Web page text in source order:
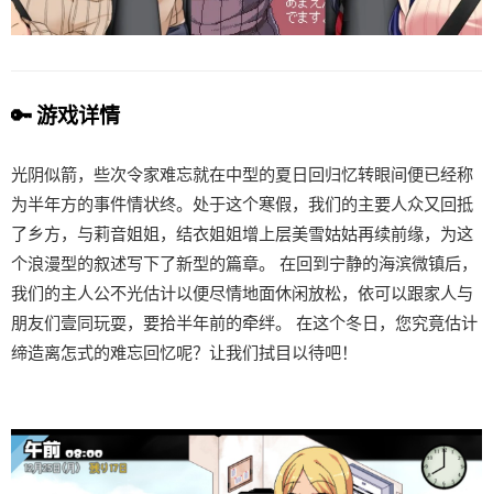
🔑 游戏详情
光阴似箭，些次令家难忘就在中型的夏日回归忆转眼间便已经称
为半年方的事件情状终。处于这个寒假，我们的主要人众又回抵
了乡方，与莉音姐姐，结衣姐姐增上层美雪姑姑再续前缘，为这
个浪漫型的叙述写下了新型的篇章。 在回到宁静的海滨微镇后，
我们的主人公不光估计以便尽情地面休闲放松，依可以跟家人与
朋友们壹同玩耍，要拾半年前的牵绊。 在这个冬日，您究竟估计
缔造离怎式的难忘回忆呢？让我们拭目以待吧！